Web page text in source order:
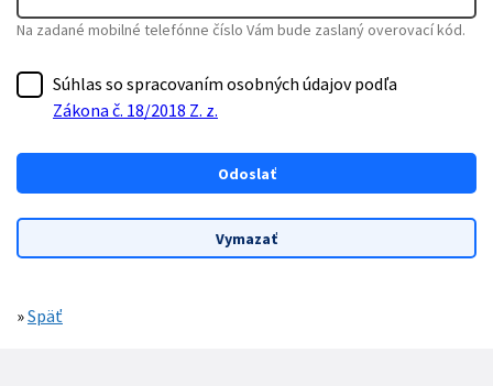
Na zadané mobilné telefónne číslo Vám bude zaslaný overovací kód.
Súhlas so spracovaním osobných údajov podľa
Zákona č. 18/2018 Z. z.
»Späť